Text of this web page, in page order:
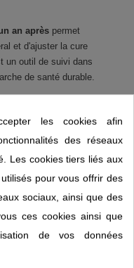
an après permet
et d'ajuster la cure
un outil de suivi dans
de santé durable.
?
du rapport
en quatre étapes
recevez un
les cookies afin
des réseaux
Les cookies tiers liés aux
pour vous offrir des
sociaux, ainsi que des
ces cookies ainsi que
de vos données